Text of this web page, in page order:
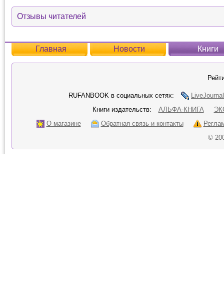
Отзывы читателей
Главная Новости Книги
RUFANBOOK в социальных сетях:
LiveJournal
Книги издательств:
АЛЬФА-КНИГА
О магазине
Обратная связь и контакты
©